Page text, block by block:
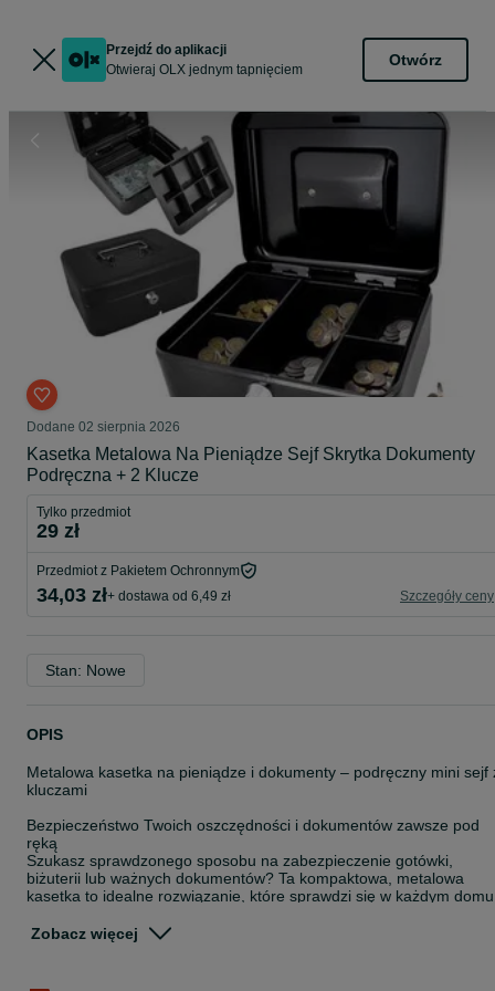
Przejdź do aplikacji
Otwieraj OLX jednym tapnięciem
Otwórz
Dodane 02 sierpnia 2026
Kasetka Metalowa Na Pieniądze Sejf Skrytka Dokumenty
Podręczna + 2 Klucze
Tylko przedmiot
29 zł
Przedmiot z Pakietem Ochronnym
34,03 zł+ dostawa od 6,49 zł Szczegóły ceny
Stan: Nowe
OPIS
Metalowa kasetka na pieniądze i dokumenty – podręczny mini sejf
kluczami
Bezpieczeństwo Twoich oszczędności i dokumentów zawsze pod
ręką
Szukasz sprawdzonego sposobu na zabezpieczenie gotówki,
biżuterii lub ważnych dokumentów? Ta kompaktowa, metalowa
kasetka to idealne rozwiązanie, które sprawdzi się w każdym
Zapewnij sobie i swojej rodzinie święty spokój, przechowując
Zobacz więcej